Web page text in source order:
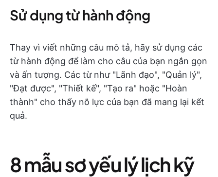
Sử dụng từ hành động
Thay vì viết những câu mô tả, hãy sử dụng các
từ hành động để làm cho câu của bạn ngắn gọn
và ấn tượng. Các từ như "Lãnh đạo", "Quản lý",
"Đạt được", "Thiết kế", "Tạo ra" hoặc "Hoàn
thành" cho thấy nỗ lực của bạn đã mang lại kết
quả.
8 mẫu sơ yếu lý lịch kỹ